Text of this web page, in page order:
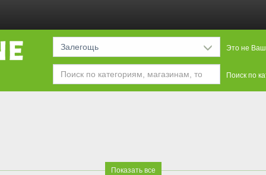
Залегощь Это не Ваш
Поиск по
Показать все